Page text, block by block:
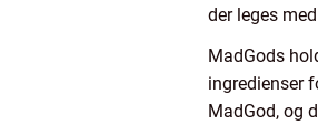
der leges
MadGods
ingredienser
MadGod, og